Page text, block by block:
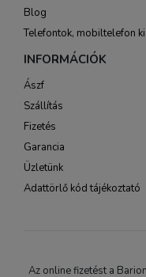
Blog
Telefontok, mobiltelefon
INFORMÁCIÓK
Ászf
Szállítás
Fizetés
Garancia
Üzletünk
Adattörlő kód tájékoztató
Az online fizetést a